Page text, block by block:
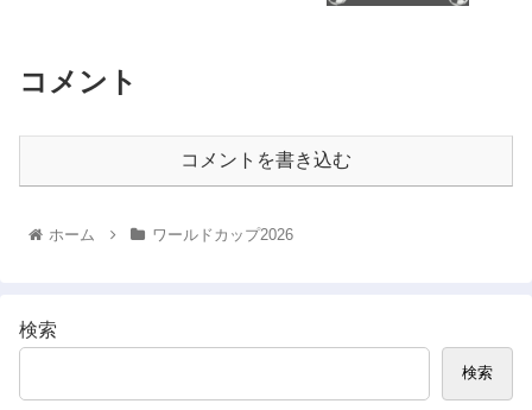
コメント
コメントを書き込む
ホーム ワールドカップ2026
検索
検索